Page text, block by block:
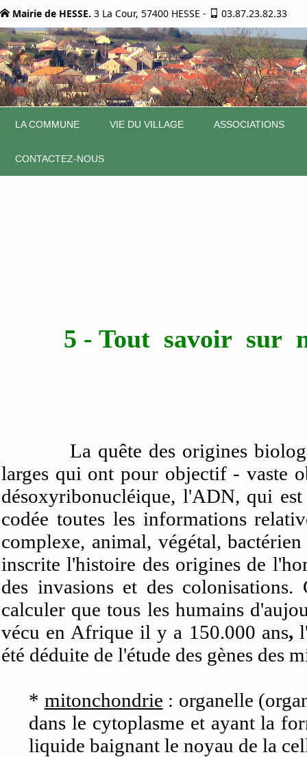
Mairie de HESSE. 3 La Cour, 57400 HESSE - 03.87.23.82.33
LA COMMUNE VIE DU VILLAGE ASSOCIATIONS
CONTACTEZ-NOUS
5 - Tout savoir sur
La quête des origines
larges qui ont pour objectif - vaste
désoxyribonucléique, l'ADN, qui est
codée toutes les informations
complexe, animal, végétal,
inscrite l'histoire des origines de
des invasions et des
calculer que tous les humains
vécu en Afrique il y a 150.000 ans,
été déduite de l'étude des gènes des
* mitonchondrie : organelle
dans le cytoplasme et ayant la
liquide baignant le noyau de la